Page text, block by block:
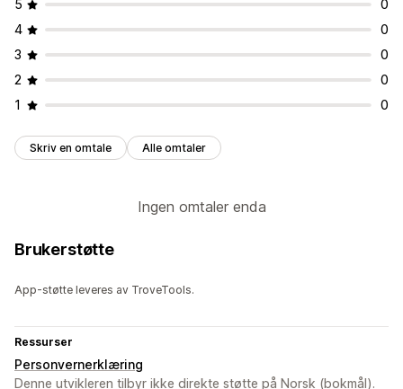
5
0
4
0
3
0
2
0
1
0
Skriv en omtale Alle omtaler
Ingen omtaler enda
Brukerstøtte
App-støtte leveres av TroveTools.
Ressurser
Personvernerklæring
Denne utvikleren tilbyr ikke direkte støtte på Norsk (bokmål).